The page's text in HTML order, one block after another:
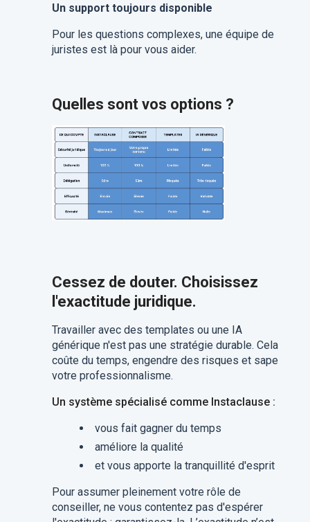
Un support toujours disponible
Pour les questions complexes, une équipe de
juristes est là pour vous aider.
Quelles sont vos options ?
Cessez de douter. Choisissez
l'exactitude juridique.
Travailler avec des templates ou une IA
générique n'est pas une stratégie durable. Cela
coûte du temps, engendre des risques et sape
votre professionnalisme.
Un système spécialisé comme Instaclause :
vous fait gagner du temps
améliore la qualité
et vous apporte la tranquillité d'esprit
​Pour assumer pleinement votre rôle de
conseiller, ne vous contentez pas d'espérer